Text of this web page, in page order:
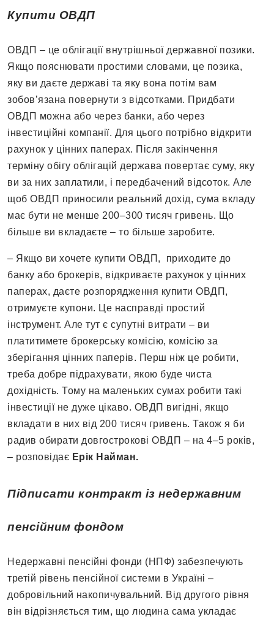
Купити ОВДП
ОВДП – це облігації внутрішньої державної позики.
Якщо пояснювати простими словами, це позика,
яку ви даєте державі та яку вона потім вам
зобов’язана повернути з відсотками. Придбати
ОВДП можна або через банки, або через
інвестиційні компанії. Для цього потрібно відкрити
рахунок у цінних паперах. Після закінчення
терміну обігу облігацій держава повертає суму, яку
ви за них заплатили, і передбачений відсоток. Але
щоб ОВДП приносили реальний дохід, сума вкладу
має бути не менше 200–300 тисяч гривень. Що
більше ви вкладаєте – то більше заробите.
– Якщо ви хочете купити ОВДП, приходите до
банку або брокерів, відкриваєте рахунок у цінних
паперах, даєте розпорядження купити ОВДП,
отримуєте купони. Це насправді простий
інструмент. Але тут є супутні витрати – ви
платитимете брокерську комісію, комісію за
зберігання цінних паперів. Перш ніж це робити,
треба добре підрахувати, якою буде чиста
дохідність. Тому на маленьких сумах робити такі
інвестиції не дуже цікаво. ОВДП вигідні, якщо
вкладати в них від 200 тисяч гривень. Також я би
радив обирати довгострокові ОВДП – на 4–5 років,
– розповідає Ерік Найман.
Підписати контракт із недержавним
пенсійним фондом
Недержавні пенсійні фонди (НПФ) забезпечують
третій рівень пенсійної системи в Україні –
добровільний накопичувальний. Від другого рівня
він відрізняється тим, що людина сама укладає